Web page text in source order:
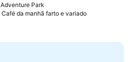
Adventure Park
Café da manhã farto e variado